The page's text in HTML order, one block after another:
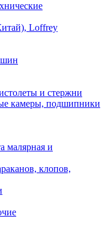
Loffrey
и стержни
камеры, подшипники
малярная и
клопов,